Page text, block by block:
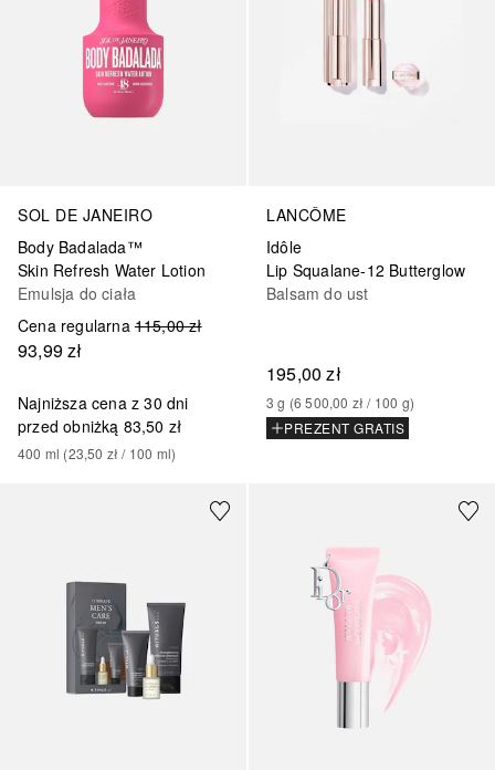
SOL DE JANEIRO
Body Badalada™
Skin Refresh Water Lotion
Emulsja do ciała
Cena regularna 115,00 zł
93,99 zł
Najniższa cena z 30 dni
przed obniżką 83,50 zł
400 ml (23,50 zł / 100 ml)
LANCÔME
Idôle
Lip Squalane-12 Butterglow
Balsam do ust
195,00 zł
3 g (6 500,00 zł / 100 g)
PREZENT GRATIS